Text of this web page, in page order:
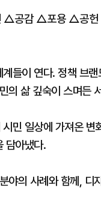
△공감 △포용 △공
들이 연다. 정책 브
의 삶 깊숙이 스며든
민 일상에 가져온
담아냈다.
야의 사례와 함께, 디